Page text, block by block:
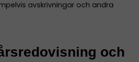
avskrivningar och andra
och